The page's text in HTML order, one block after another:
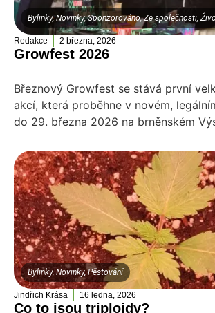
Bylinky, Novinky,Sponzorováno,Ze společnosti,
Redakce 2 března, 2026
Growfest 2026
Březnový Growfest se stává první
akcí, která proběhne v novém,
do 29. března 2026 na brněnském
Bylinky, Novinky,Pěstování
Jindřich Krása 16 ledna, 2026
Co to jsou triploidy?